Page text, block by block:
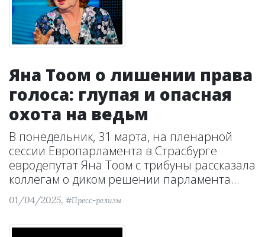
Яна Тоом о лишении права
голоса: глупая и опасная
охота на ведьм
В понедельник, 31 марта, на пленарной
сессии Европарламента в Страсбурге
евродепутат Яна Тоом с трибуны рассказала
коллегам о диком решении парламента...
01/04/2025, #Пресс-релизы